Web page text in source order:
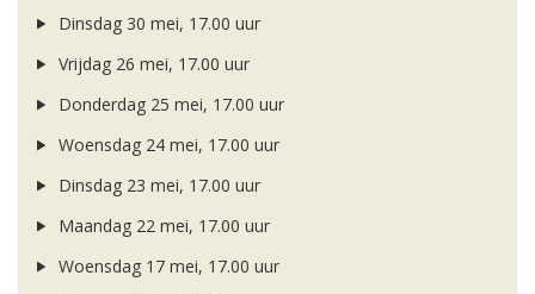
Dinsdag 30 mei, 17.00 uur
Vrijdag 26 mei, 17.00 uur
Donderdag 25 mei, 17.00 uur
Woensdag 24 mei, 17.00 uur
Dinsdag 23 mei, 17.00 uur
Maandag 22 mei, 17.00 uur
Woensdag 17 mei, 17.00 uur